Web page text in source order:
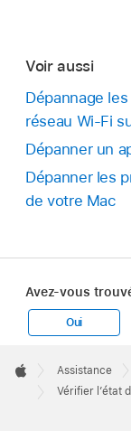
Voir aussi
Dépannage
réseau Wi-Fi
Dépanner un
Dépanner les
de votre Mac
Avez-vous
Oui
Footer

Apple
Assistance
Vérifier l’état